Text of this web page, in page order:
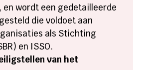
wordt een gedetailleerde
die voldoet aan
als Stichting
en ISSO.
van het